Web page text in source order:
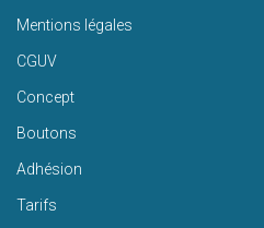
Mentions légales
CGUV
Concept
Boutons
Adhésion
Tarifs